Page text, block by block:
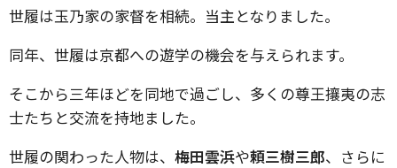
世履は玉乃家の家督を相続。当主となりました。
同年、世履は京都への遊学の機会を与えられます。
そこから三年ほどを同地で過ごし、多くの尊王攘夷の志
士たちと交流を持地ました。
世履の関わった人物は、 梅田雲浜や頼三樹三郎、さらに